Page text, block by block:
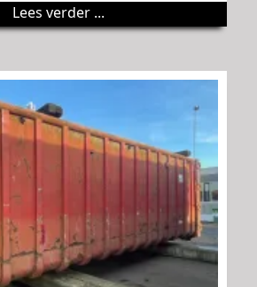
Lees verder ...